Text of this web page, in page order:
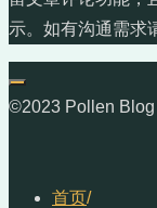
示。如有沟通需求
©2023 Pollen Blog
首页/